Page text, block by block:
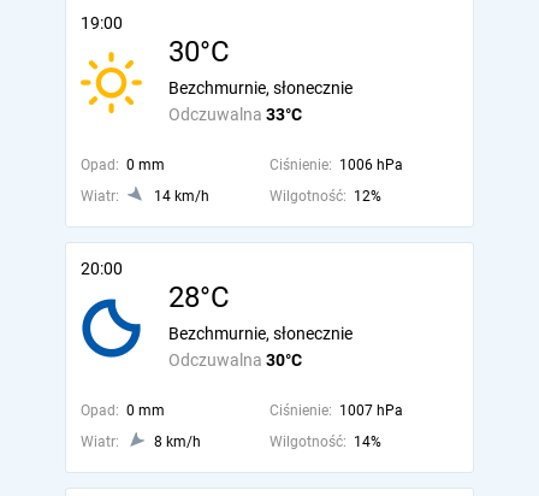
19:00
30°C
Odczuwalna 33°C
Bezchmurnie, słonecznie
Opad: 0 mm Ciśnienie: 1006 hPa
Wiatr:
14 km/h Wilgotność: 12%
20:00
28°C
Odczuwalna 30°C
Bezchmurnie, słonecznie
Opad: 0 mm Ciśnienie: 1007 hPa
Wiatr:
8 km/h Wilgotność: 14%